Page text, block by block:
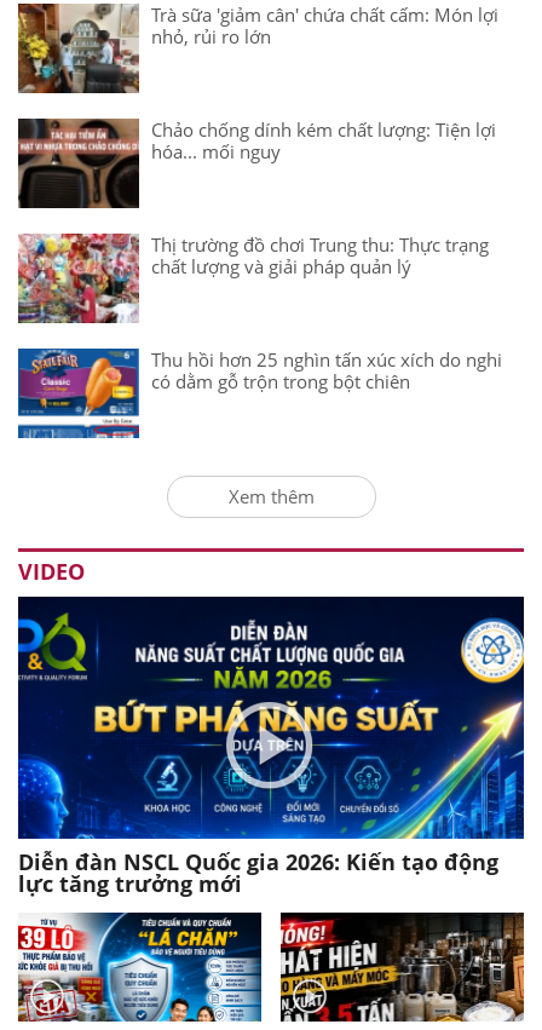
Trà sữa 'giảm cân' chứa chất cấm: Món lợi
nhỏ, rủi ro lớn
Chảo chống dính kém chất lượng: Tiện lợi
hóa... mối nguy
Thị trường đồ chơi Trung thu: Thực trạng
chất lượng và giải pháp quản lý
Thu hồi hơn 25 nghìn tấn xúc xích do nghi
có dằm gỗ trộn trong bột chiên
Xem thêm
VIDEO
Diễn đàn NSCL Quốc gia 2026: Kiến tạo động
lực tăng trưởng mới